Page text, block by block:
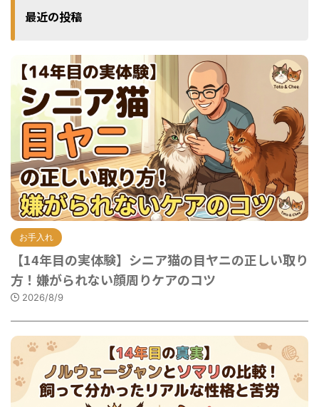
最近の投稿
お手入れ
【14年目の実体験】シニア猫の目ヤニの正しい取り
方！嫌がられない顔周りケアのコツ
2026/8/9